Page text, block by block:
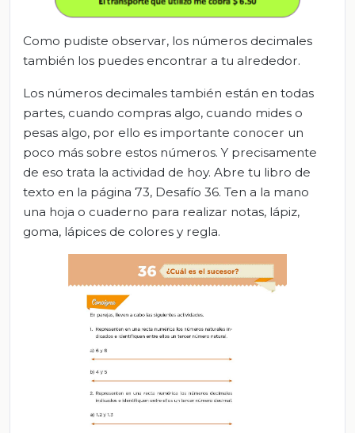
Como pudiste observar, los números decimales
también los puedes encontrar a tu alrededor.
Los números decimales también están en todas
partes, cuando compras algo, cuando mides o
pesas algo, por ello es importante conocer un
poco más sobre estos números. Y precisamente
de eso trata la actividad de hoy. Abre tu libro de
texto en la página 73, Desafío 36. Ten a la mano
una hoja o cuaderno para realizar notas, lápiz,
goma, lápices de colores y regla.